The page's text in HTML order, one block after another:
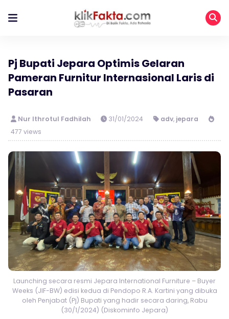
Pj Bupati Jepara Optimis Gelaran
Pameran Furnitur Internasional Laris di
Pasaran
Nur Ithrotul Fadhilah 31/01/2024 adv, jepara
477 views
Launching secara resmi Jepara International Furniture – Buyer
Weeks (JIF-BW) edisi kedua di Pendopo R.A. Kartini yang dibuka
oleh Penjabat (Pj) Bupati yang hadir secara daring, Rabu
(30/1/2024) (Diskominfo Jepara)